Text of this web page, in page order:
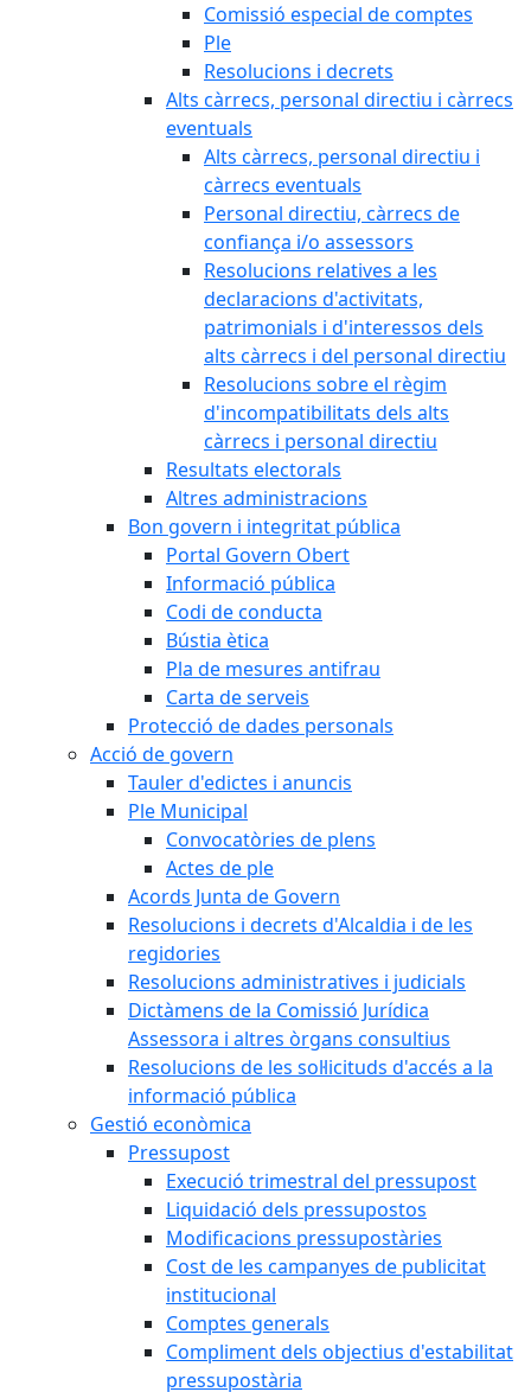
Comissió especial de comptes
Ple
Resolucions i decrets
Alts càrrecs, personal directiu i càrrecs
eventuals
Alts càrrecs, personal directiu i
càrrecs eventuals
Personal directiu, càrrecs de
confiança i/o assessors
Resolucions relatives a les
declaracions d'activitats,
patrimonials i d'interessos dels
alts càrrecs i del personal directiu
Resolucions sobre el règim
d'incompatibilitats dels alts
càrrecs i personal directiu
Resultats electorals
Altres administracions
Bon govern i integritat pública
Portal Govern Obert
Informació pública
Codi de conducta
Bústia ètica
Pla de mesures antifrau
Carta de serveis
Protecció de dades personals
Acció de govern
Tauler d'edictes i anuncis
Ple Municipal
Convocatòries de plens
Actes de ple
Acords Junta de Govern
Resolucions i decrets d'Alcaldia i de les
regidories
Resolucions administratives i judicials
Dictàmens de la Comissió Jurídica
Assessora i altres òrgans consultius
Resolucions de les sol·licituds d'accés a la
informació pública
Gestió econòmica
Pressupost
Execució trimestral del pressupost
Liquidació dels pressupostos
Modificacions pressupostàries
Cost de les campanyes de publicitat
institucional
Comptes generals
Compliment dels objectius d'estabilitat
pressupostària